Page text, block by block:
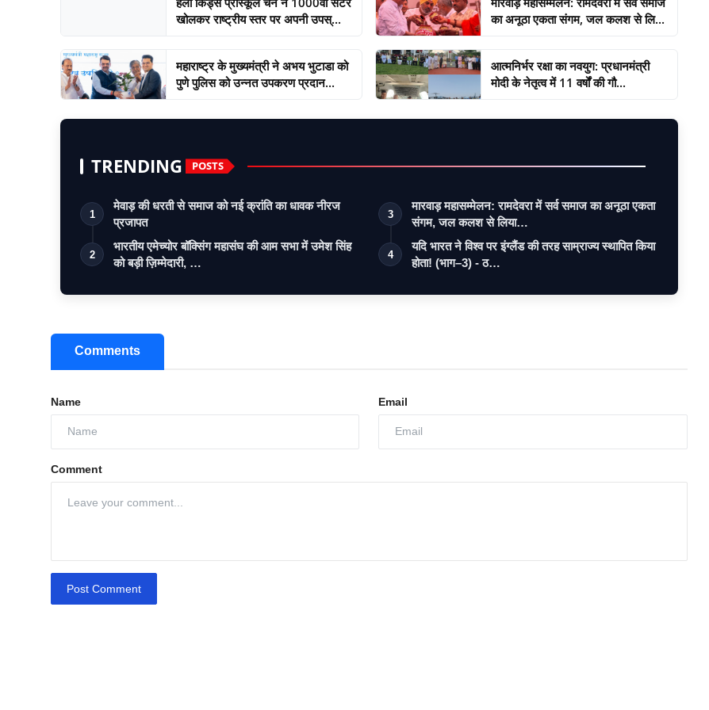
खोलकर राष्ट्रीय स्तर पर अपनी उपस्...
का अनूठा एकता संगम, जल कलश से लि...
महाराष्ट्र के मुख्यमंत्री ने अभय भुटाडा को
पुणे पुलिस को उन्नत उपकरण प्रदान...
आत्मनिर्भर रक्षा का नवयुग: प्रधानमंत्री
मोदी के नेतृत्व में 11 वर्षों की गौ...
TRENDING POSTS
1
मेवाड़ की धरती से समाज को नई क्रांति का धावक नीरज
प्रजापत
2
भारतीय एमेच्योर बॉक्सिंग महासंघ की आम सभा में उमेश सिंह
को बड़ी ज़िम्मेदारी, …
3
मारवाड़ महासम्मेलन: रामदेवरा में सर्व समाज का अनूठा एकता
संगम, जल कलश से लिया…
4
यदि भारत ने विश्व पर इंग्लैंड की तरह साम्राज्य स्थापित किया
होता! (भाग–3) - ठ…
Comments
Name Email
Comment
Post Comment